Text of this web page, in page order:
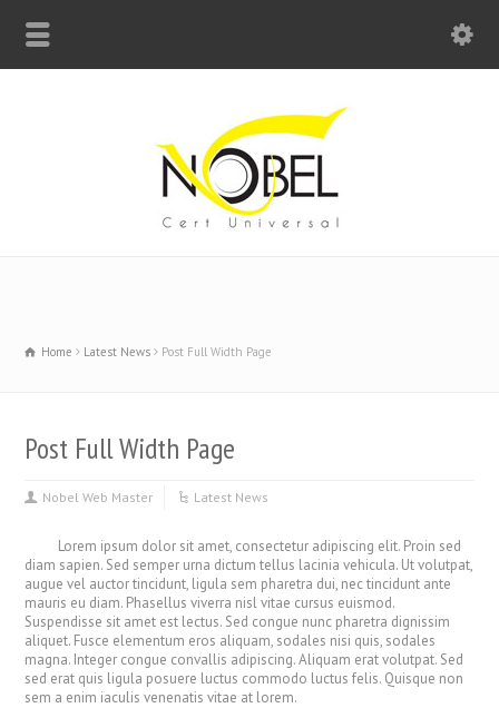
Home Latest News Post Full Width Page
Post Full Width Page
Nobel Web Master Latest News
Lorem ipsum dolor sit amet, consectetur adipiscing elit. Proin sed
diam sapien. Sed semper urna dictum tellus lacinia vehicula. Ut volutpat,
augue vel auctor tincidunt, ligula sem pharetra dui, nec tincidunt ante
mauris eu diam. Phasellus viverra nisl vitae cursus euismod.
Suspendisse sit amet est lectus. Sed congue nunc pharetra dignissim
aliquet. Fusce elementum eros aliquam, sodales nisi quis, sodales
magna. Integer congue convallis adipiscing. Aliquam erat volutpat. Sed
sed erat quis ligula posuere luctus commodo luctus felis. Quisque non
sem a enim iaculis venenatis vitae at lorem.